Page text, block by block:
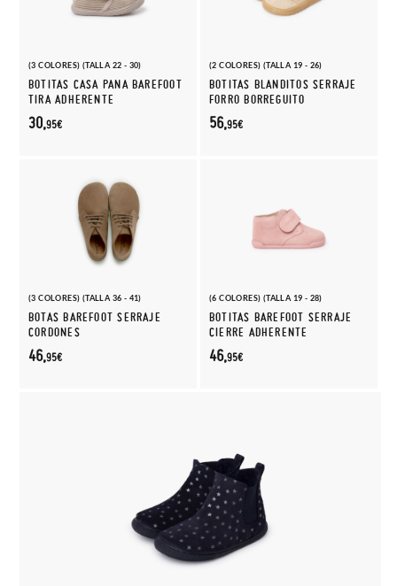
(3 COLORES) (TALLA 22 - 30)
BOTITAS CASA PANA BAREFOOT
TIRA ADHERENTE
30,95€
(2 COLORES) (TALLA 19 - 26)
BOTITAS BLANDITOS SERRAJE
FORRO BORREGUITO
56,95€
(3 COLORES) (TALLA 36 - 41)
BOTAS BAREFOOT SERRAJE
CORDONES
46,95€
(6 COLORES) (TALLA 19 - 28)
BOTITAS BAREFOOT SERRAJE
CIERRE ADHERENTE
46,95€